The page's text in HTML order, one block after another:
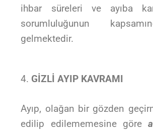
ihbar süreleri ve ayıba
sorumluluğunun
gelmektedir.
GİZLİ AYIP KAVRAMI
Ayıp, olağan bir gözden
edilip edilememesine göre